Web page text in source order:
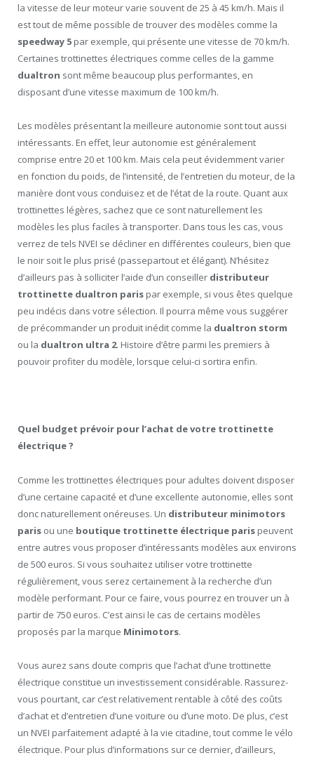
la vitesse de leur moteur varie souvent de 25 à 45 km/h. Mais il
est tout de même possible de trouver des modèles comme la
speedway 5 par exemple, qui présente une vitesse de 70 km/h.
Certaines trottinettes électriques comme celles de la gamme
dualtron sont même beaucoup plus performantes, en
disposant d’une vitesse maximum de 100 km/h.
Les modèles présentant la meilleure autonomie sont tout aussi
intéressants. En effet, leur autonomie est généralement
comprise entre 20 et 100 km. Mais cela peut évidemment varier
en fonction du poids, de l’intensité, de l’entretien du moteur, de la
manière dont vous conduisez et de l’état de la route. Quant aux
trottinettes légères, sachez que ce sont naturellement les
modèles les plus faciles à transporter. Dans tous les cas, vous
verrez de tels NVEI se décliner en différentes couleurs, bien que
le noir soit le plus prisé (passepartout et élégant). N’hésitez
d’ailleurs pas à solliciter l’aide d’un conseiller distributeur
trottinette dualtron paris par exemple, si vous êtes quelque
peu indécis dans votre sélection. Il pourra même vous suggérer
de précommander un produit inédit comme la dualtron storm
ou la dualtron ultra 2. Histoire d’être parmi les premiers à
pouvoir profiter du modèle, lorsque celui-ci sortira enfin.
Quel budget prévoir pour l’achat de votre trottinette
électrique ?
Comme les trottinettes électriques pour adultes doivent disposer
d’une certaine capacité et d’une excellente autonomie, elles sont
donc naturellement onéreuses. Un distributeur minimotors
paris ou une boutique trottinette électrique paris peuvent
entre autres vous proposer d’intéressants modèles aux environs
de 500 euros. Si vous souhaitez utiliser votre trottinette
régulièrement, vous serez certainement à la recherche d’un
modèle performant. Pour ce faire, vous pourrez en trouver un à
partir de 750 euros. C’est ainsi le cas de certains modèles
proposés par la marque Minimotors.
Vous aurez sans doute compris que l’achat d’une trottinette
électrique constitue un investissement considérable. Rassurez-
vous pourtant, car c’est relativement rentable à côté des coûts
d’achat et d’entretien d’une voiture ou d’une moto. De plus, c’est
un NVEI parfaitement adapté à la vie citadine, tout comme le vélo
électrique. Pour plus d’informations sur ce dernier, d’ailleurs,